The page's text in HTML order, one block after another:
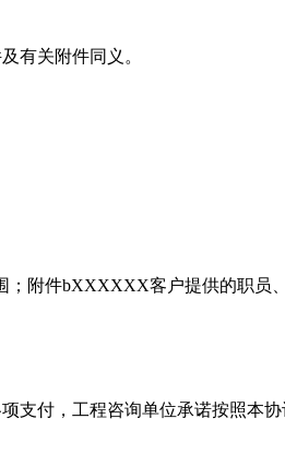
有关附件同义。
附件bXXXXXX客户提供的职员
支付，工程咨询单位承诺按照本